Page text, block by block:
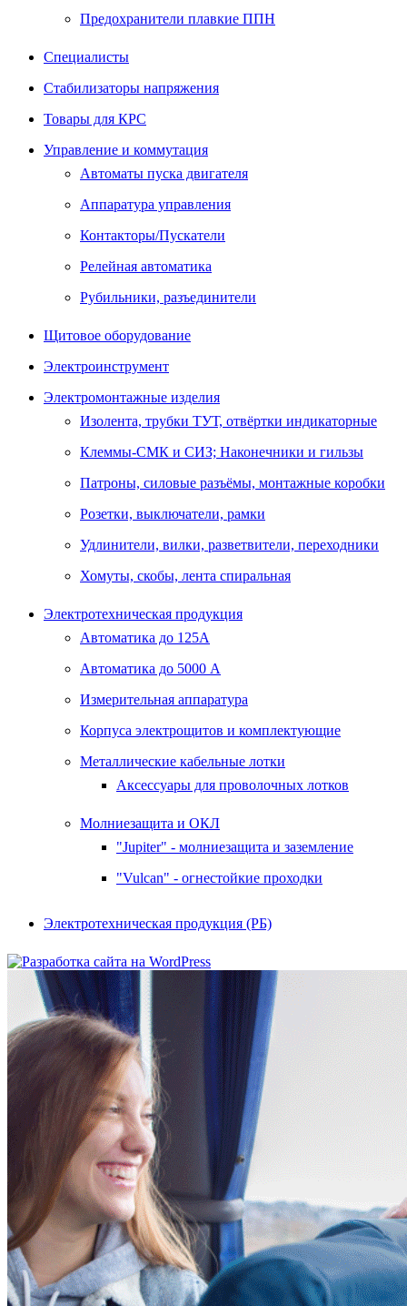
Предохранители плавкие ППН
Специалисты
Стабилизаторы напряжения
Товары для КРС
Управление и коммутация
Автоматы пуска двигателя
Аппаратура управления
Контакторы/Пускатели
Релейная автоматика
Рубильники, разъединители
Щитовое оборудование
Электроинструмент
Электромонтажные изделия
Изолента, трубки ТУТ, отвёртки индикаторные
Клеммы-СМК и СИЗ; Наконечники и гильзы
Патроны, силовые разъёмы, монтажные коробки
Розетки, выключатели, рамки
Удлинители, вилки, разветвители, переходники
Хомуты, скобы, лента спиральная
Электротехническая продукция
Автоматика до 125А
Автоматика до 5000 А
Измерительная аппаратура
Корпуса электрощитов и комплектующие
Металлические кабельные лотки
Аксессуары для проволочных лотков
Молниезащита и ОКЛ
"Jupiter" - молниезащита и заземление
"Vulcan" - огнестойкие проходки
Электротехническая продукция (РБ)